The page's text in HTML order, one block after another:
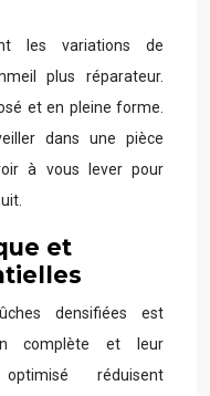
les variations de
plus réparateur.
et en pleine forme.
dans une pièce
à vous lever pour
et
densifiées est
complète et leur
réduisent